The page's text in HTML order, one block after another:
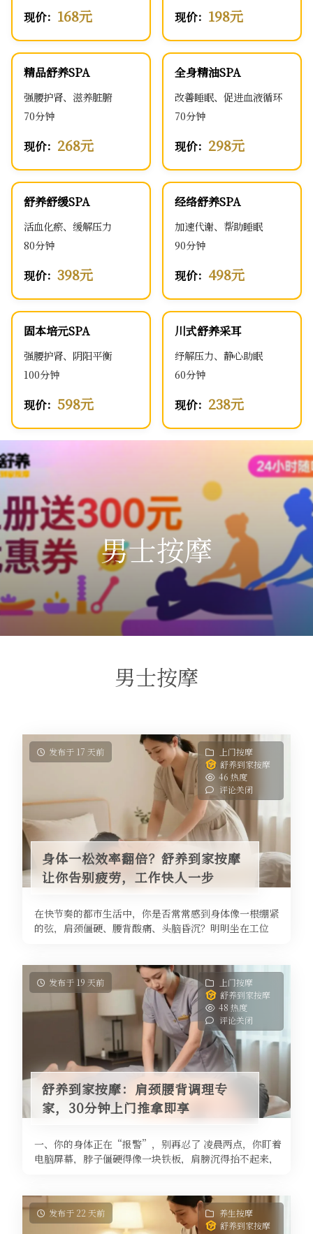
现价： 168元 现价： 198元
精品舒养SPA
强腰护肾、滋养脏腑
70分钟
现价： 268元
全身精油SPA
改善睡眠、促进血液循环
70分钟
现价： 298元
舒养舒缓SPA
活血化瘀、缓解压力
80分钟
现价： 398元
经络舒养SPA
加速代谢、帮助睡眠
90分钟
现价： 498元
固本培元SPA
强腰护肾、阴阳平衡
100分钟
现价： 598元
川式舒养采耳
纾解压力、静心助眠
60分钟
现价： 238元
男士按摩
男士按摩
发布于 17 天前
上门按摩
舒养到家按摩
46 热度
评论关闭
身体一松效率翻倍？舒养到家按摩
让你告别疲劳，工作快人一步
在快节奏的都市生活中，你是否常常感到身体像一根绷紧
的弦，肩颈僵硬、腰背酸痛、头脑昏沉？明明坐在工位
发布于 19 天前
上门按摩
舒养到家按摩
48 热度
评论关闭
舒养到家按摩：肩颈腰背调理专
家，30分钟上门推拿即享
一、你的身体正在“报警”，别再忍了 凌晨两点，你盯着
电脑屏幕，脖子僵硬得像一块铁板，肩膀沉得抬不起来，
发布于 22 天前
养生按摩
舒养到家按摩